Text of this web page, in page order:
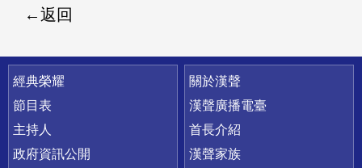
返回
快速連結
經典榮耀
節目表
主持人
政府資訊公開
關於漢聲
漢聲廣播電臺
首長介紹
漢聲家族